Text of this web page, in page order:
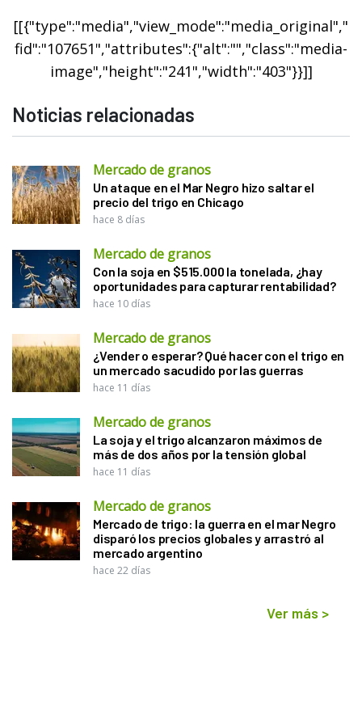
[[{"type":"media","view_mode":"media_original","
fid":"107651","attributes":{"alt":"","class":"media-
image","height":"241","width":"403"}}]]
Noticias relacionadas
Mercado de granos
Un ataque en el Mar Negro hizo saltar el
precio del trigo en Chicago
hace 8 días
Mercado de granos
Con la soja en $515.000 la tonelada, ¿hay
oportunidades para capturar rentabilidad?
hace 10 días
Mercado de granos
¿Vender o esperar? Qué hacer con el trigo en
un mercado sacudido por las guerras
hace 11 días
Mercado de granos
La soja y el trigo alcanzaron máximos de
más de dos años por la tensión global
hace 11 días
Mercado de granos
Mercado de trigo: la guerra en el mar Negro
disparó los precios globales y arrastró al
mercado argentino
hace 22 días
Ver más >